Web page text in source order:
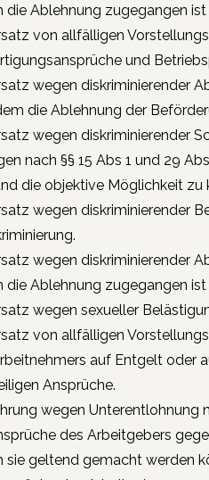
die Ablehnung zugegangen
von allfälligen
und
wegen diskriminierender
die Ablehnung der
wegen diskriminierender
nach §§ 15 Abs 1 und 29
die objektive Möglichkeit zu
wegen diskriminierender
wegen diskriminierender
die Ablehnung zugegangen
wegen sexueller
von allfälligen
auf Entgelt oder
Ansprüche.
wegen Unterentlohnung
des Arbeitgebers
sie geltend gemacht werden